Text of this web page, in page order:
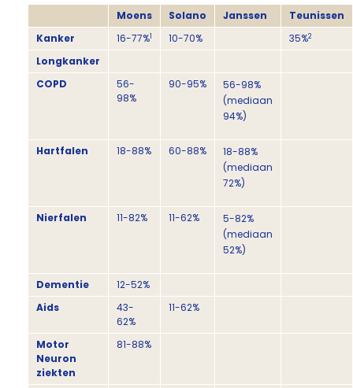
Moens
Solano Janssen
Teunissen
Kanker
16-77%1 10-70% 35%2
Longkanker
COPD
56-
98%
90-95%
56-98%
(mediaan
94%)
Hartfalen 18-88% 60-88%
18-88%
(mediaan
72%)
Nierfalen 11-82% 11-62%
5-82%
(mediaan
52%)
Dementie
12-52%
Aids
43-
62%
11-62%
Motor
Neuron
ziekten
81-88%